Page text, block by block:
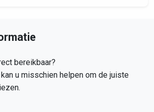
bereikbaar?
u misschien helpen om de juiste